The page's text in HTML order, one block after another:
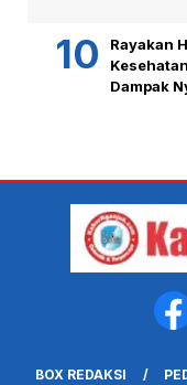
Rayakan
Dampak
BOX REDAKSI